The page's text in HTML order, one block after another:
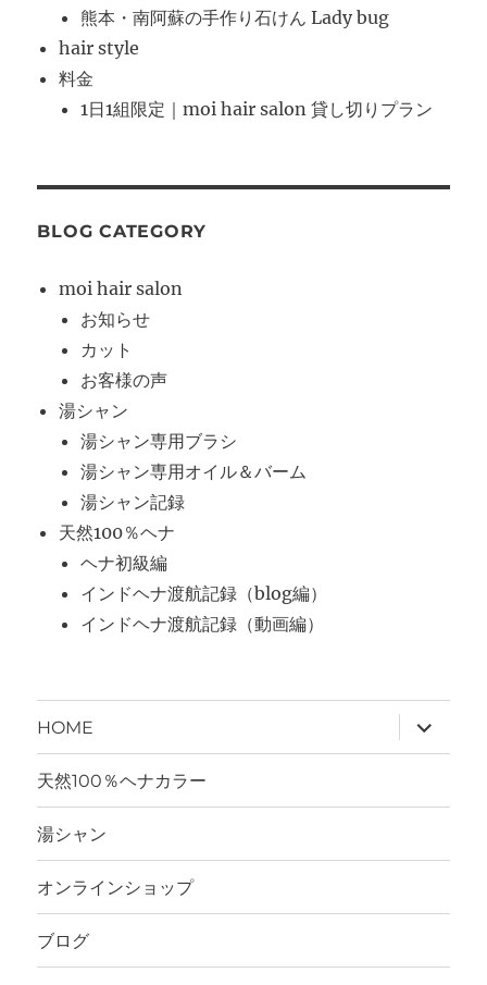
熊本・南阿蘇の手作り石けん Lady bug
hair style
料金
1日1組限定｜moi hair salon 貸し切りプラン
BLOG CATEGORY
moi hair salon
お知らせ
カット
お客様の声
湯シャン
湯シャン専用ブラシ
湯シャン専用オイル＆バーム
湯シャン記録
天然100％ヘナ
ヘナ初級編
インドヘナ渡航記録（blog編）
インドヘナ渡航記録（動画編）
HOME
ブ
メ
ー
開
天然100％ヘナカラー
湯シャン
オンラインショップ
ブログ